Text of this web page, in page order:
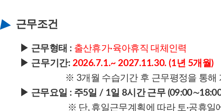
근무조건
▶ 근무형태 : 출산휴가·육아휴직 대체인력
▶ 근무기간: 2026.7.1.~ 2027.11.30. (1년 5개월)
※ 3개월 수습기간 후 근무평정을 통해 계
▶ 근무요일 : 주5일 / 1일 8시간 근무
※ 단, 휴일근무계획에 따라 토·공휴일